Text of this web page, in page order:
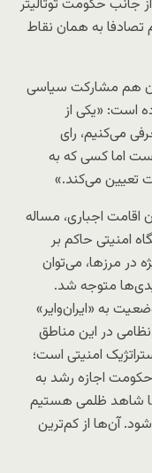
جانب حکومت توتالیتر
به همان نقاط
هم مشارکت سیاسی
است: «یکی از
می‌کنیم، رای
اما کسی که به
تعیین می‌کند.»
اقامت اجباری، مساله
امنیتی حاکم بر
در مرزها، می‌توان
متوجه شد.
به «ایران‌وایر»
در این مناطق
امنیتی است؛
اجازه رشد به
ما شاهد ظلمی هستیم
آن‌ها از کم‌ترین